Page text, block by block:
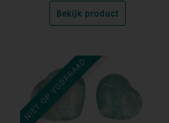
Bekijk product
NIET OP VOORRAAD